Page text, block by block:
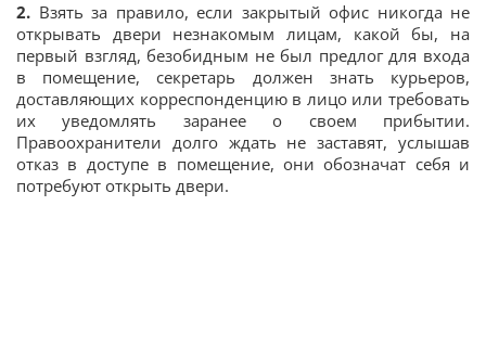
2. Взять за правило, если закрытый офис никогда не
открывать двери незнакомым лицам, какой бы, на
первый взгляд, безобидным не был предлог для входа
в помещение, секретарь должен знать курьеров,
доставляющих корреспонденцию в лицо или требовать
их уведомлять заранее о своем прибытии.
Правоохранители долго ждать не заставят, услышав
отказ в доступе в помещение, они обозначат себя и
потребуют открыть двери.